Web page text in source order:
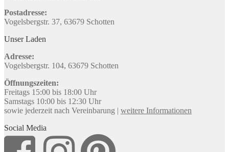
Postadresse:
Vogelsbergstr. 37, 63679 Schotten
Unser Laden
Adresse:
Vogelsbergstr. 104, 63679 Schotten
Öffnungszeiten:
Freitags 15:00 bis 18:00 Uhr
Samstags 10:00 bis 12:30 Uhr
sowie jederzeit nach Vereinbarung | weitere Informationen
Social Media